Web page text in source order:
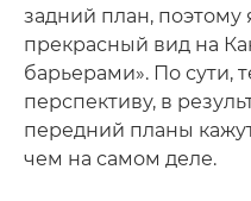
задний план, поэтому
прекрасный вид на
барьерами». По сути,
перспективу, в
передний планы
чем на самом деле.